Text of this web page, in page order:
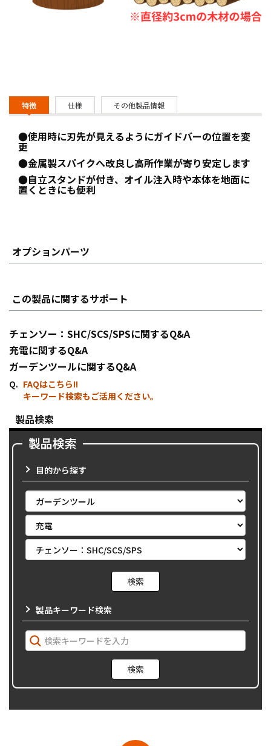
特徴 仕様 その他製品情報
●使用時に刃先が見えるようにガイドバーの位置を変
更
●金属製スパイクへ改良し高所作業が寄り安定します
●自立スタンドが付き、オイル注入時や本体を地面に
置くときにも便利
オプションパーツ
この製品に関するサポート
チェンソー：SHC/SCS/SPSに関するQ&A
充電に関するQ&A
ガーデンツールに関するQ&A
FAQはこちら!!
キーワード検索もご活用ください。
製品検索
製品検索
目的から探す
製品キーワード検索